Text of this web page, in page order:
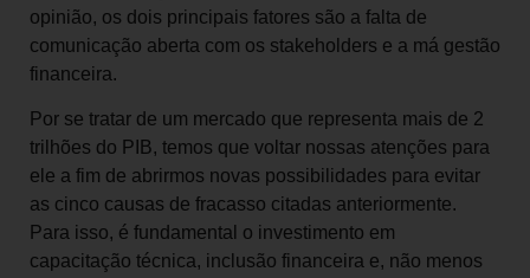
opinião, os dois principais fatores são a falta de
comunicação aberta com os stakeholders e a má gestão
financeira.
Por se tratar de um mercado que representa mais de 2
trilhões do PIB, temos que voltar nossas atenções para
ele a fim de abrirmos novas possibilidades para evitar
as cinco causas de fracasso citadas anteriormente.
Para isso, é fundamental o investimento em
capacitação técnica, inclusão financeira e, não menos